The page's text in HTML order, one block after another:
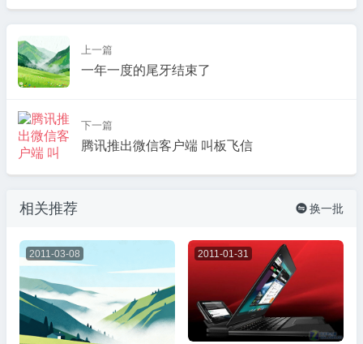
上一篇
一年一度的尾牙结束了
下一篇
腾讯推出微信客户端 叫板飞信
相关推荐  换一批
2011-03-08 2011-01-31